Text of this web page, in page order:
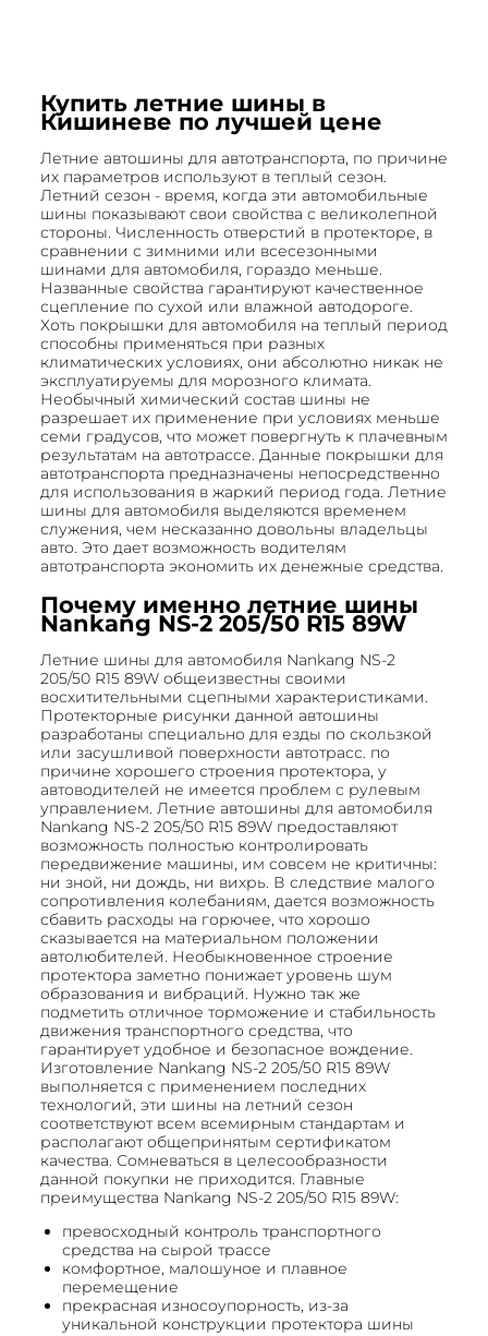
Купить летние шины в
Кишиневе по лучшей цене
Летние автошины для автотранспорта, по причине
их параметров используют в теплый сезон.
Летний сезон - время, когда эти автомобильные
шины показывают свои свойства с великолепной
стороны. Численность отверстий в протекторе, в
сравнении с зимними или всесезонными
шинами для автомобиля, гораздо меньше.
Названные свойства гарантируют качественное
сцепление по сухой или влажной автодороге.
Хоть покрышки для автомобиля на теплый период
способны применяться при разных
климатических условиях, они абсолютно никак не
эксплуатируемы для морозного климата.
Необычный химический состав шины не
разрешает их применение при условиях меньше
семи градусов, что может повергнуть к плачевным
результатам на автотрассе. Данные покрышки для
автотранспорта предназначены непосредственно
для использования в жаркий период года. Летние
шины для автомобиля выделяются временем
служения, чем несказанно довольны владельцы
авто. Это дает возможность водителям
автотранспорта экономить их денежные средства.
Почему именно летние шины
Nankang NS-2 205/50 R15 89W
Летние шины для автомобиля Nankang NS-2
205/50 R15 89W общеизвестны своими
восхитительными сцепными характеристиками.
Протекторные рисунки данной автошины
разработаны специально для езды по скользкой
или засушливой поверхности автотрасс. по
причине хорошего строения протектора, у
автоводителей не имеется проблем с рулевым
управлением. Летние автошины для автомобиля
Nankang NS-2 205/50 R15 89W предоставляют
возможность полностью контролировать
передвижение машины, им совсем не критичны:
ни зной, ни дождь, ни вихрь. В следствие малого
сопротивления колебаниям, дается возможность
сбавить расходы на горючее, что хорошо
сказывается на материальном положении
автолюбителей. Необыкновенное строение
протектора заметно понижает уровень шум
образования и вибраций. Нужно так же
подметить отличное торможение и стабильность
движения транспортного средства, что
гарантирует удобное и безопасное вождение.
Изготовление Nankang NS-2 205/50 R15 89W
выполняется с применением последних
технологий, эти шины на летний сезон
соответствуют всем всемирным стандартам и
располагают общепринятым сертификатом
качества. Сомневаться в целесообразности
данной покупки не приходится. Главные
преимущества Nankang NS-2 205/50 R15 89W:
превосходный контроль транспортного
средства на сырой трассе
комфортное, малошуное и плавное
перемещение
прекрасная износоупорность, из-за
уникальной конструкции протектора шины